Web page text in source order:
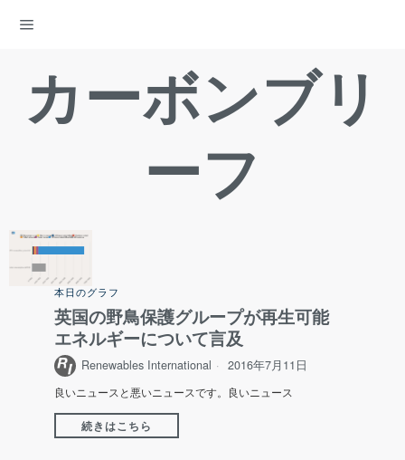
カーボンブリ
ーフ
本日のグラフ
英国の野鳥保護グループが再生可能
エネルギーについて言及
Renewables International 2016年7月11日
良いニュースと悪いニュースです。良いニュース
続きはこちら